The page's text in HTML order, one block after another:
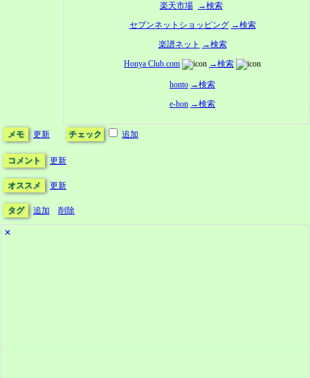
楽天市場
→検索
セブンネットショッピング →検索
楽譜ネット →検索
Honya Club.com
→検索
honto →検索
e-hon →検索
メモ 更新 チェック 追加
コメント 更新
オススメ 更新
タグ 追加 削除
✕